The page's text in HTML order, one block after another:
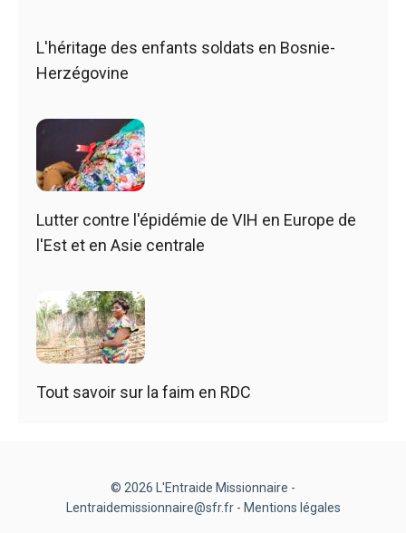
L'héritage des enfants soldats en Bosnie-
Herzégovine
Lutter contre l'épidémie de VIH en Europe de
l'Est et en Asie centrale
Tout savoir sur la faim en RDC
© 2026 L'Entraide Missionnaire -
Lentraidemissionnaire@sfr.fr - Mentions légales